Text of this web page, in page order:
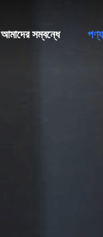
আমাদের সম্বন্ধে পণ্য